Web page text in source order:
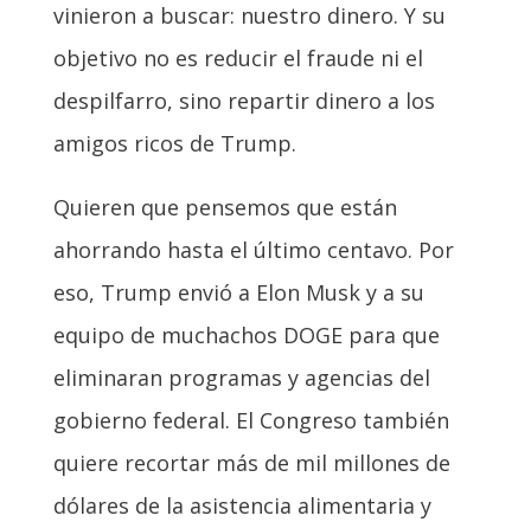
vinieron a buscar: nuestro dinero. Y su
objetivo no es reducir el fraude ni el
despilfarro, sino repartir dinero a los
amigos ricos de Trump.
Quieren que pensemos que están
ahorrando hasta el último centavo. Por
eso, Trump envió a Elon Musk y a su
equipo de muchachos DOGE para que
eliminaran programas y agencias del
gobierno federal. El Congreso también
quiere recortar más de mil millones de
dólares de la asistencia alimentaria y